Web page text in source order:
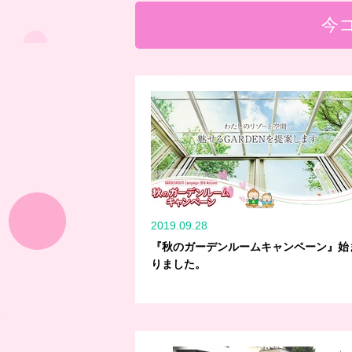
今
2019.09.28
『秋のガーデンルームキャンペーン』始
りました。